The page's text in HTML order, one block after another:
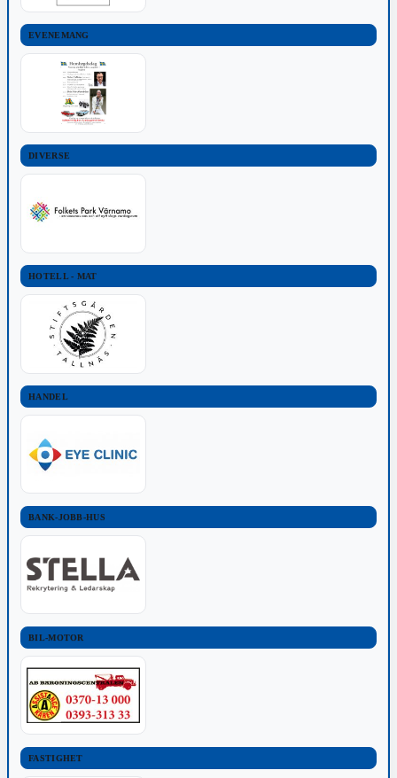
EVENEMANG
DIVERSE
HOTELL - MAT
HANDEL
BANK-JOBB-HUS
BIL-MOTOR
FASTIGHET